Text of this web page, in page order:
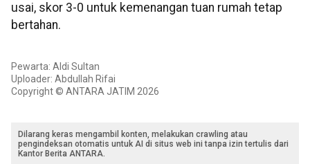
usai, skor 3-0 untuk kemenangan tuan rumah tetap
bertahan.
Pewarta: Aldi Sultan
Uploader: Abdullah Rifai
Copyright © ANTARA JATIM 2026
Dilarang keras mengambil konten, melakukan crawling atau
pengindeksan otomatis untuk AI di situs web ini tanpa izin tertulis dari
Kantor Berita ANTARA.